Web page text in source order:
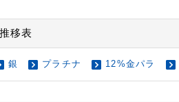
移表
銀 プラチナ 12%金パラ